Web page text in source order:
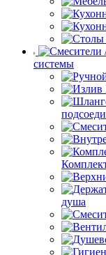
системы
душа